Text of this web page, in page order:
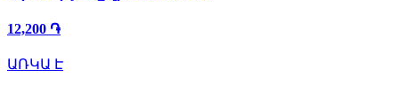
12,200 ֏
ԱՌԿԱ Է